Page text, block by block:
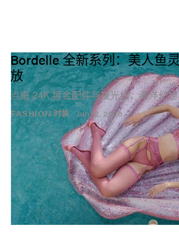
FASHION 时装
Bordelle 全新系列：美人鱼
放
点缀 24K 镀金配件与夜光线，海洋幻
Jun 12, 2026